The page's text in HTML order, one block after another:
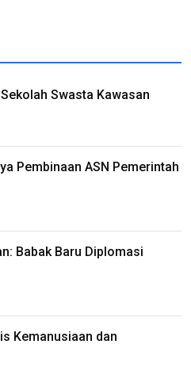
Swasta Kawasan
Pembinaan ASN Pemerintah
Babak Baru Diplomasi
Kemanusiaan dan